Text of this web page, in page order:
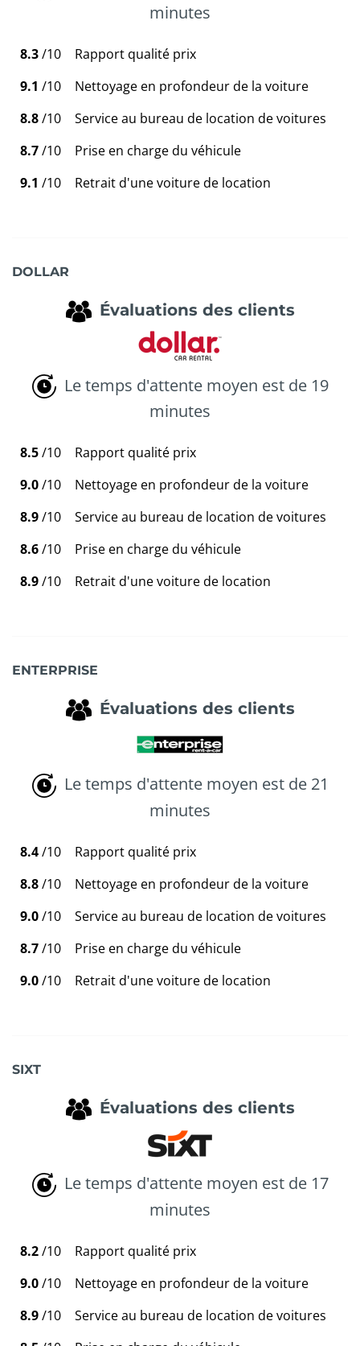
minutes
8.3/10
Rapport qualité prix
9.1 /10
Nettoyage en profondeur de la voiture
8.8/10
Service au bureau de location de voitures
8.7/10
Prise en charge du véhicule
9.1 /10 Retrait d'une voiture de location
DOLLAR
Évaluations des clients
Le temps d'attente moyen est de 19
minutes
8.5/10
Rapport qualité prix
9.0/10
Nettoyage en profondeur de la voiture
8.9/10
Service au bureau de location de voitures
8.6/10
Prise en charge du véhicule
8.9/10 Retrait d'une voiture de location
ENTERPRISE
Évaluations des clients
Le temps d'attente moyen est de 21
minutes
8.4/10
Rapport qualité prix
8.8/10
Nettoyage en profondeur de la voiture
9.0/10
Service au bureau de location de voitures
8.7/10
Prise en charge du véhicule
9.0/10 Retrait d'une voiture de location
SIXT
Évaluations des clients
Le temps d'attente moyen est de 17
minutes
8.2/10
Rapport qualité prix
9.0/10
Nettoyage en profondeur de la voiture
8.9/10
Service au bureau de location de voitures